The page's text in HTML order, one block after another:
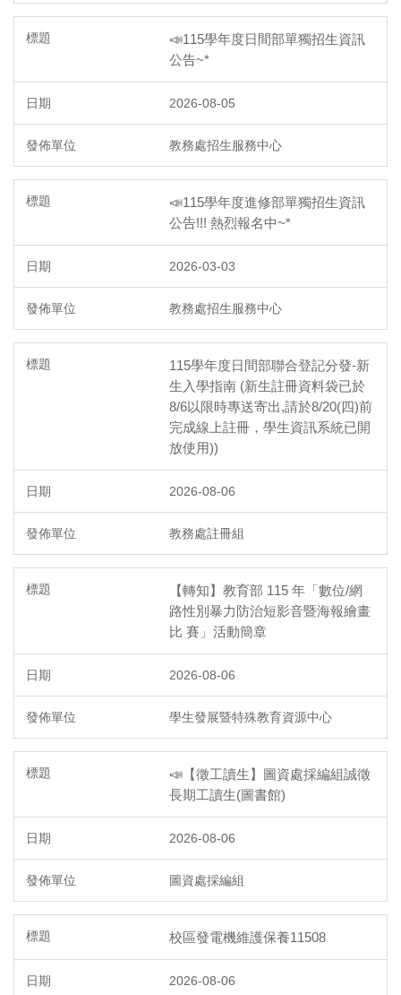
📣115學年度日間部單獨招生資訊
公告~*
2026-08-05
教務處招生服務中心
📣115學年度進修部單獨招生資訊
公告!!! 熱烈報名中~*
2026-03-03
教務處招生服務中心
115學年度日間部聯合登記分發-新
生入學指南 (新生註冊資料袋已於
8/6以限時專送寄出,請於8/20(四)前
完成線上註冊，學生資訊系統已開
放使用))
2026-08-06
教務處註冊組
【轉知】教育部 115 年「數位/網
路性別暴力防治短影音暨海報繪畫
比 賽」活動簡章
2026-08-06
學生發展暨特殊教育資源中心
📣【徵工讀生】圖資處採編組誠徵
長期工讀生(圖書館)
2026-08-06
圖資處採編組
校區發電機維護保養11508
2026-08-06